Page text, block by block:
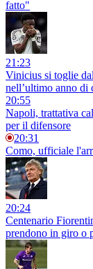
fatto"
21:23
Vinicius si toglie
nell’ultimo anno
20:55
Napoli, trattativa
per il difensore
20:31
Como, ufficiale
20:24
Centenario
prendono in giro o